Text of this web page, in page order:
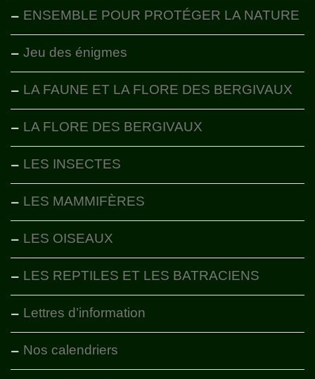
ENSEMBLE POUR PROTÉGER LA NATURE
Jeu des énigmes
LA FAUNE ET LA FLORE DES BERGIVAUX
LA FLORE DES BERGIVAUX
LES INSECTES
LES MAMMIFÈRES
LES OISEAUX
LES REPTILES ET LES BATRACIENS
Lettres d’information
Nos calendriers